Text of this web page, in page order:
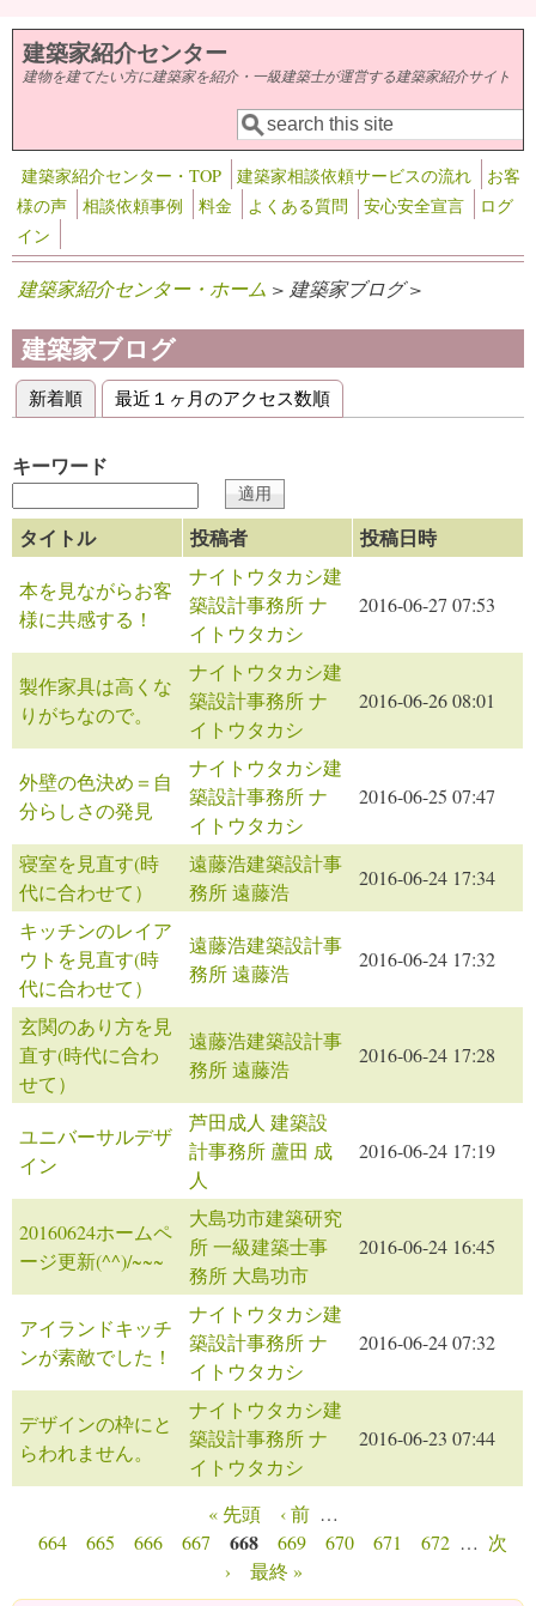
メインコンテンツに移動
建築家紹介センター
建物を建てたい方に建築家を紹介・一級建築士が運営する建築家紹介サイト
検索フォーム
検索
建築家紹介センター・TOP 建築家相談依頼サービスの流れ
お客
様の声
相談依頼事例 料金 よくある質問 安心安全宣言
ログ
イン
建築家紹介センター・ホーム > 建築家ブログ >
建築家ブログ
プライマリータブ
新着順 (アクティブなタブ)
最近１ヶ月のアクセス数順
キーワード
タイトル 投稿者 投稿日時
本を見ながらお客
様に共感する！
ナイトウタカシ建
築設計事務所 ナ
イトウタカシ
2016-06-27 07:53
製作家具は高くな
りがちなので。
ナイトウタカシ建
築設計事務所 ナ
イトウタカシ
2016-06-26 08:01
外壁の色決め＝自
分らしさの発見
ナイトウタカシ建
築設計事務所 ナ
イトウタカシ
2016-06-25 07:47
寝室を見直す(時
代に合わせて）
遠藤浩建築設計事
務所 遠藤浩
2016-06-24 17:34
キッチンのレイア
ウトを見直す(時
代に合わせて）
遠藤浩建築設計事
務所 遠藤浩
2016-06-24 17:32
玄関のあり方を見
直す(時代に合わ
せて）
遠藤浩建築設計事
務所 遠藤浩
2016-06-24 17:28
ユニバーサルデザ
イン
芦田成人 建築設
計事務所 蘆田 成
人
2016-06-24 17:19
20160624ホームペ
ージ更新(^^)/~~~
大島功市建築研究
所 一級建築士事
務所 大島功市
2016-06-24 16:45
アイランドキッチ
ンが素敵でした！
ナイトウタカシ建
築設計事務所 ナ
イトウタカシ
2016-06-24 07:32
デザインの枠にと
らわれません。
ナイトウタカシ建
築設計事務所 ナ
イトウタカシ
2016-06-23 07:44
ページ « 先頭 ‹ 前 …
664
665 666 667 668 669 670 671 672 … 次
›
最終 »